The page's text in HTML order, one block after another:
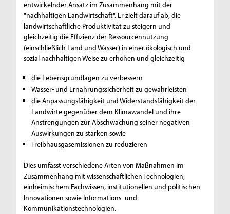
entwickelnder Ansatz im Zusammenhang mit der
"nachhaltigen Landwirtschaft". Er zielt darauf ab, die
landwirtschaftliche Produktivität zu steigern und
gleichzeitig die Effizienz der Ressourcennutzung
(einschließlich Land und Wasser) in einer ökologisch und
sozial nachhaltigen Weise zu erhöhen und gleichzeitig
die Lebensgrundlagen zu verbessern
Wasser- und Ernährungssicherheit zu gewährleisten
die Anpassungsfähigkeit und Widerstandsfähigkeit der
Landwirte gegenüber dem Klimawandel und ihre
Anstrengungen zur Abschwächung seiner negativen
Auswirkungen zu stärken sowie
Treibhausgasemissionen zu reduzieren
Dies umfasst verschiedene Arten von Maßnahmen im
Zusammenhang mit wissenschaftlichen Technologien,
einheimischem Fachwissen, institutionellen und politischen
Innovationen sowie Informations- und
Kommunikationstechnologien.